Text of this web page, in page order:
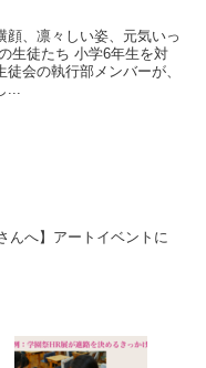
、凛々しい姿、元気いっ
生徒たち 小学6年生を対
会の執行部メンバーが、
んへ】アートイベントに